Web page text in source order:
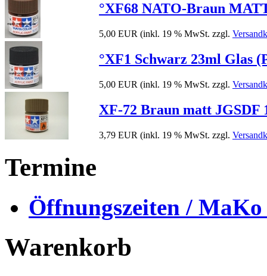
°XF68 NATO-Braun
5,00 EUR (inkl. 19 % MwSt. zzgl.
°XF1 Schwarz 23ml Glas
5,00 EUR (inkl. 19 % MwSt. zzgl.
XF-72 Braun matt JGSDF
3,79 EUR (inkl. 19 % MwSt. zzgl.
Termine
Öffnungszeiten /
Warenkorb